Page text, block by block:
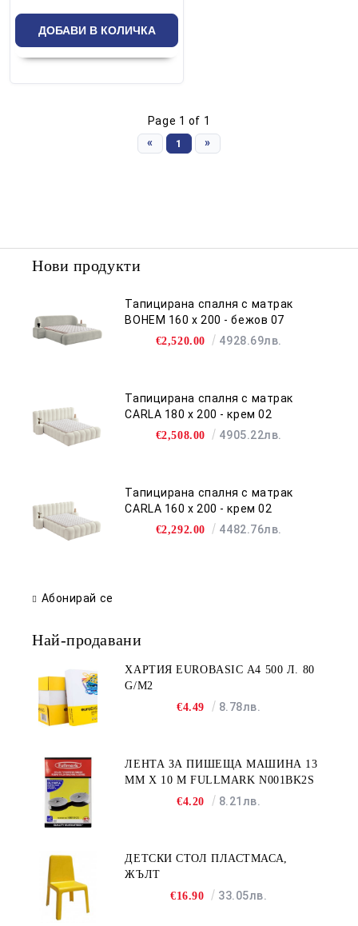
Page 1 of 1
«
1 »
Нови продукти
Тапицирана спалня с матрак
BOHEM 160 х 200 - бежов 07
€2,520.00 4928.69лв.
Тапицирана спалня с матрак
CARLA 180 х 200 - крем 02
€2,508.00 4905.22лв.
Тапицирана спалня с матрак
CARLA 160 х 200 - крем 02
€2,292.00 4482.76лв.
Абонирай се
Най-продавани
ХАРТИЯ EUROBASIC А4 500 Л. 80
G/M2
€4.49
8.78лв.
ЛЕНТА ЗА ПИШЕЩА МАШИНА 13
MM X 10 M FULLMARK N001BK2S
€4.20
8.21лв.
ДЕТСКИ СТОЛ ПЛАСТМАСА,
ЖЪЛТ
€16.90
33.05лв.